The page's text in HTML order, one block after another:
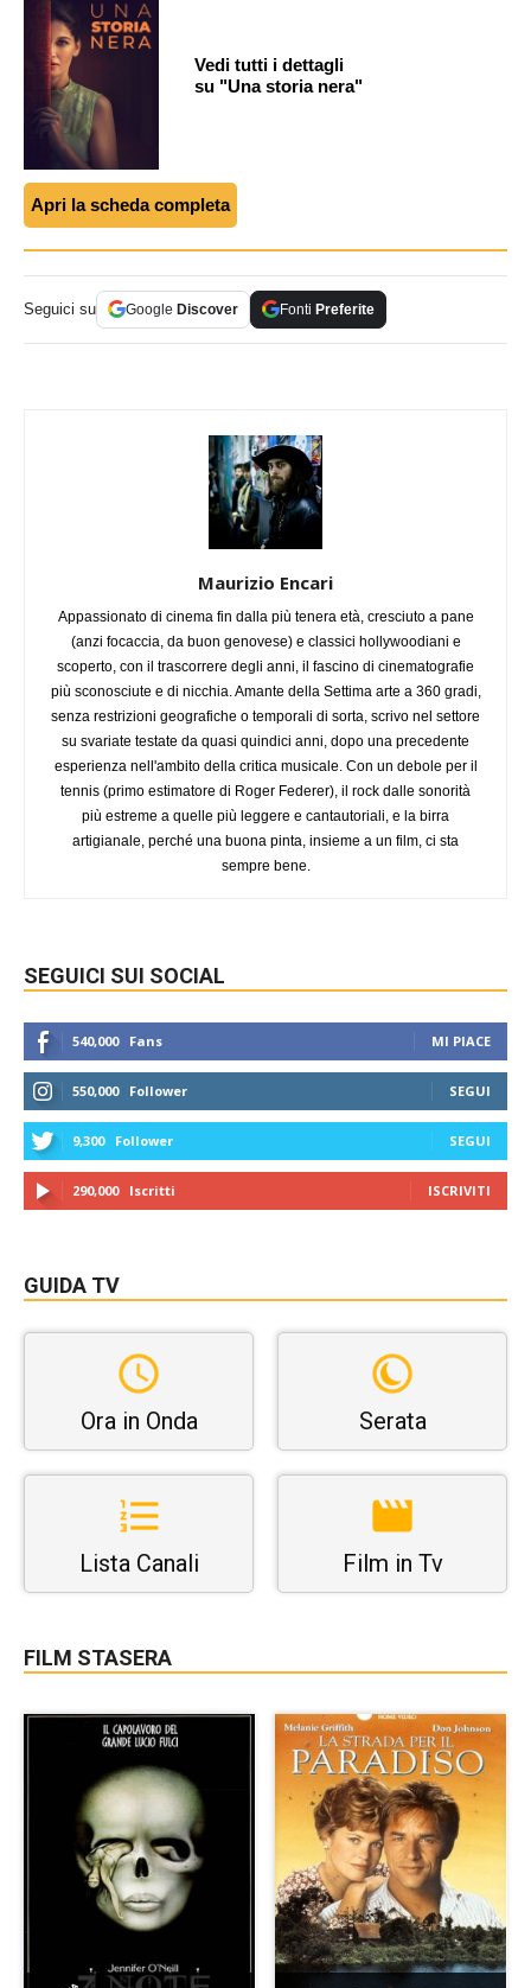
Vedi tutti i dettagli
su "Una storia nera"
Apri la scheda completa
Seguici su Google Discover Fonti Preferite
Maurizio Encari
Appassionato di cinema fin dalla più tenera età, cresciuto a pane
(anzi focaccia, da buon genovese) e classici hollywoodiani e
scoperto, con il trascorrere degli anni, il fascino di cinematografie
più sconosciute e di nicchia. Amante della Settima arte a 360 gradi,
senza restrizioni geografiche o temporali di sorta, scrivo nel settore
su svariate testate da quasi quindici anni, dopo una precedente
esperienza nell'ambito della critica musicale. Con un debole per il
tennis (primo estimatore di Roger Federer), il rock dalle sonorità
più estreme a quelle più leggere e cantautoriali, e la birra
artigianale, perché una buona pinta, insieme a un film, ci sta
sempre bene.
SEGUICI SUI SOCIAL
540,000 Fans MI PIACE
550,000 Follower SEGUI
9,300 Follower SEGUI
290,000 Iscritti ISCRIVITI
GUIDA TV
Ora in Onda Serata
Lista Canali Film in Tv
FILM STASERA